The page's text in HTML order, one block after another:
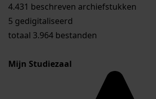
4.431 beschreven archiefstukken
5 gedigitaliseerd
totaal 3.964 bestanden
Mijn Studiezaal